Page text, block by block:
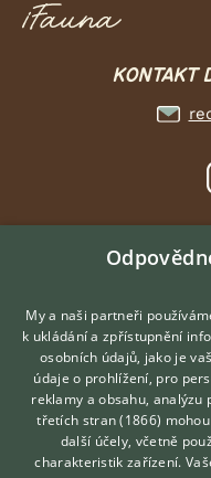
KONTAKT
My a naši partneři
k ukládání a zpřístupnění
osobních údajů, jako je
údaje o prohlížení, pro
reklamy a obsahu, analýzu
třetích stran (1866)
další účely, včetně
charakteristik zařízení.